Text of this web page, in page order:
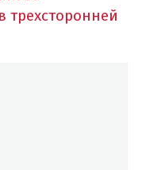
трехсторонней